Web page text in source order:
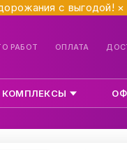
с выгодой! ×
РАБОТ ОПЛАТА